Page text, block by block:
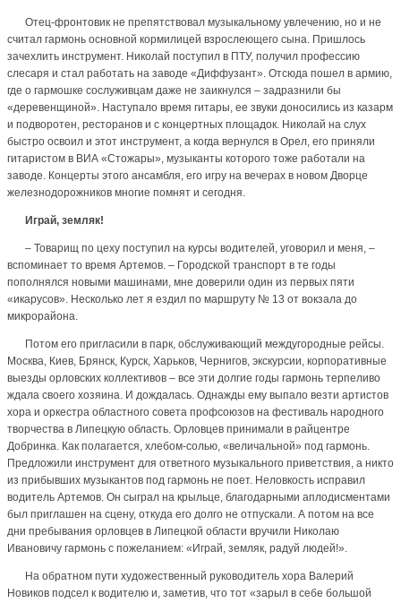
Отец-фронтовик не препятствовал музыкальному увлечению, но и не
считал гармонь основной кормилицей взрослеющего сына. Пришлось
зачехлить инструмент. Николай поступил в ПТУ, получил профессию
слесаря и стал работать на заводе «Диффузант». Отсюда пошел в армию,
где о гармошке сослуживцам даже не заикнулся – задразнили бы
«деревенщиной». Наступало время гитары, ее звуки доносились из казарм
и подворотен, ресторанов и с концертных площадок. Николай на слух
быстро освоил и этот инструмент, а когда вернулся в Орел, его приняли
гитаристом в ВИА «Стожары», музыканты которого тоже работали на
заводе. Концерты этого ансамбля, его игру на вечерах в новом Дворце
железнодорожников многие помнят и сегодня.
Играй, земляк!
– Товарищ по цеху поступил на курсы водителей, уговорил и меня, –
вспоминает то время Артемов. – Городской транспорт в те годы
пополнялся новыми машинами, мне доверили один из первых пяти
«икарусов». Несколько лет я ездил по маршруту № 13 от вокзала до
микрорайона.
Потом его пригласили в парк, обслуживающий междугородные рейсы.
Москва, Киев, Брянск, Курск, Харьков, Чернигов, экскурсии, корпоративные
выезды орловских коллективов – все эти долгие годы гармонь терпеливо
ждала своего хозяина. И дождалась. Однажды ему выпало везти артистов
хора и оркестра областного совета профсоюзов на фестиваль народного
творчества в Липецкую область. Орловцев принимали в райцентре
Добринка. Как полагается, хлебом-солью, «величальной» под гармонь.
Предложили инструмент для ответного музыкального приветствия, а никто
из прибывших музыкантов под гармонь не поет. Неловкость исправил
водитель Артемов. Он сыграл на крыльце, благодарными аплодисментами
был приглашен на сцену, откуда его долго не отпускали. А потом на все
дни пребывания орловцев в Липецкой области вручили Николаю
Ивановичу гармонь с пожеланием: «Играй, земляк, радуй людей!».
На обратном пути художественный руководитель хора Валерий
Новиков подсел к водителю и, заметив, что тот «зарыл в себе большой